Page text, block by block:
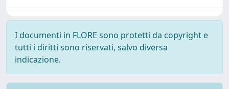
I documenti in FLORE sono protetti da copyright e
tutti i diritti sono riservati, salvo diversa
indicazione.